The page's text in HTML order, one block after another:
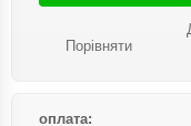
Порівняти
оплата: